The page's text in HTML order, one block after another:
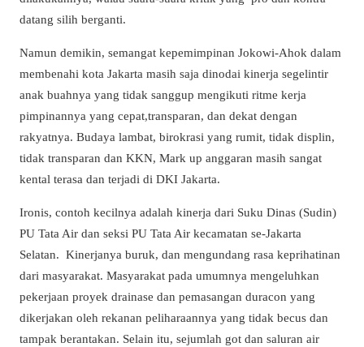
datang silih berganti.
Namun demikin, semangat kepemimpinan Jokowi-Ahok dalam
membenahi kota Jakarta masih saja dinodai kinerja segelintir
anak buahnya yang tidak sanggup mengikuti ritme kerja
pimpinannya yang cepat,transparan, dan dekat dengan
rakyatnya. Budaya lambat, birokrasi yang rumit, tidak displin,
tidak transparan dan KKN, Mark up anggaran masih sangat
kental terasa dan terjadi di DKI Jakarta.
Ironis, contoh kecilnya adalah kinerja dari Suku Dinas (Sudin)
PU Tata Air dan seksi PU Tata Air kecamatan se-Jakarta
Selatan. Kinerjanya buruk, dan mengundang rasa keprihatinan
dari masyarakat. Masyarakat pada umumnya mengeluhkan
pekerjaan proyek drainase dan pemasangan duracon yang
dikerjakan oleh rekanan peliharaannya yang tidak becus dan
tampak berantakan. Selain itu, sejumlah got dan saluran air